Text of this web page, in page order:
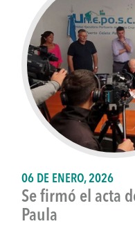
06 DE ENERO, 2026
Se firmó el acta
Paula